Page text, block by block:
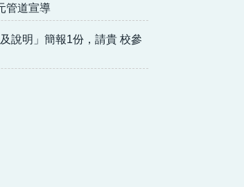
管道宣導
說明」簡報1份，請貴 校參